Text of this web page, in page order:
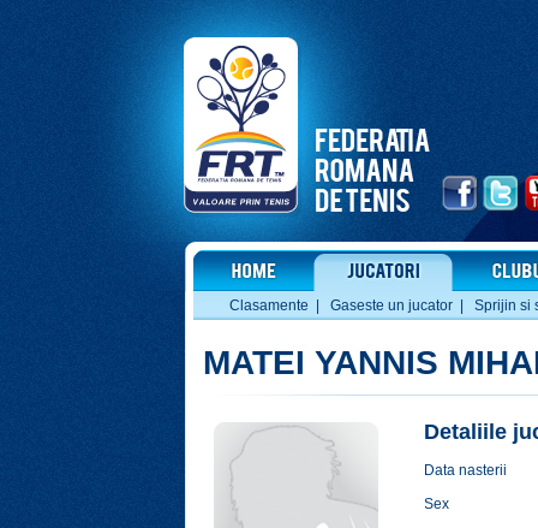
Clasamente Gaseste un jucator Sprijin si
MATEI YANNIS
Detaliile
Data nasterii
Sex